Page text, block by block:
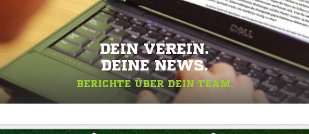
DEIN VEREIN.
DEINE NEWS.
BERICHTE ÜBER DEIN TEAM.